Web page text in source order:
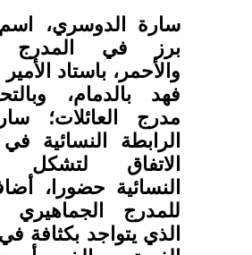
سارة الدوسري، اسم
برز في المدرج
والأحمر، باستاد
فهد بالدمام،
مدرج العائلات؛
الرابطة النسائية
الاتفاق لتشكل
النسائية حضورا،
للمدرج الجماهيري
الذي يتواجد بكثافة